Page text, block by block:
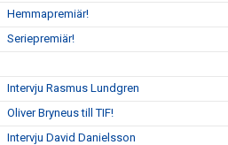
Hemmapremiär!
Seriepremiär!
Intervju Rasmus Lundgren
Oliver Bryneus till TIF!
Intervju David Danielsson